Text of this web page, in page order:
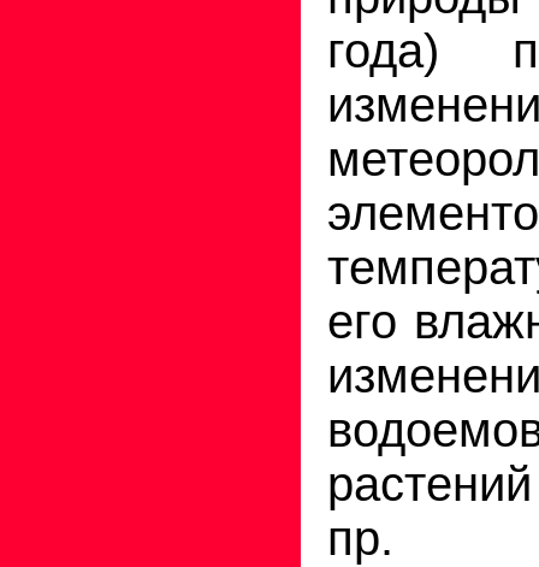
года)
его
пр.